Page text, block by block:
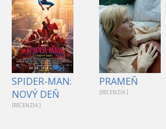
1
SPIDER-MAN:
NOVÝ DEŇ
[RECENZIA ]
PRAMEŇ
[RECENZIA ]